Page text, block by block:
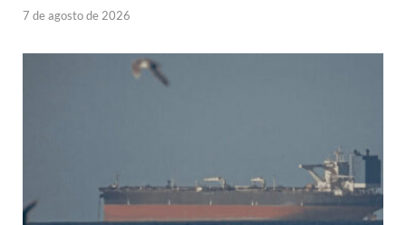
7 de agosto de 2026